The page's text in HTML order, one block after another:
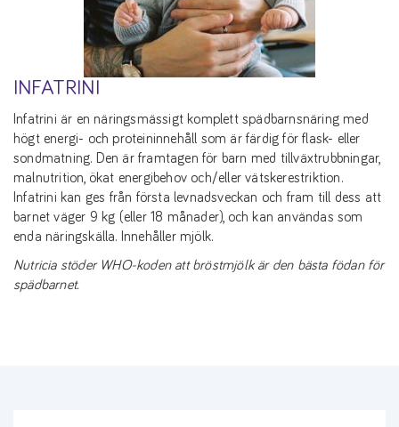
INFATRINI
Infatrini är en näringsmässigt komplett spädbarnsnäring med
högt energi- och proteininnehåll som är färdig för flask- eller
sondmatning. Den är framtagen för barn med tillväxtrubbningar,
malnutrition, ökat energibehov och/eller vätskerestriktion.
Infatrini kan ges från första levnadsveckan och fram till dess att
barnet väger 9 kg (eller 18 månader), och kan användas som
enda näringskälla. Innehåller mjölk.
Nutricia stöder WHO-koden att bröstmjölk är den bästa födan för
spädbarnet.